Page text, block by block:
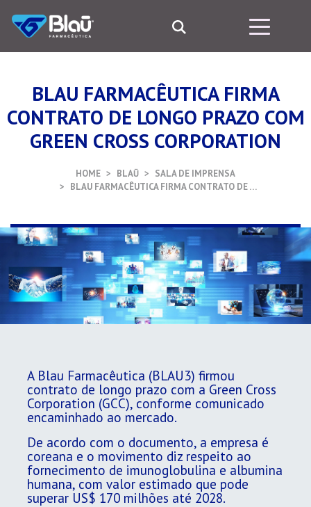
BLAU FARMACÊUTICA FIRMA
CONTRATO DE LONGO PRAZO COM
GREEN CROSS CORPORATION
HOME BLAŪ
SALA DE IMPRENSA
BLAU FARMACÊUTICA FIRMA CONTRATO DE …
A Blau Farmacêutica (BLAU3) firmou
contrato de longo prazo com a Green Cross
Corporation (GCC), conforme comunicado
encaminhado ao mercado.
De acordo com o documento, a empresa é
coreana e o movimento diz respeito ao
fornecimento de imunoglobulina e albumina
humana, com valor estimado que pode
superar US$ 170 milhões até 2028.